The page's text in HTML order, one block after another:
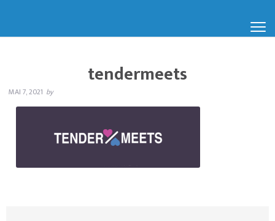
tendermeets
MAI 7, 2021 by